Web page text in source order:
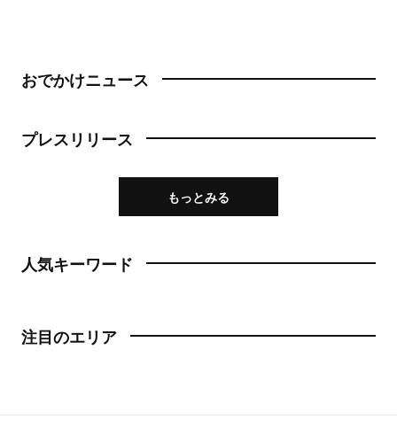
おでかけニュース
プレスリリース
もっとみる
人気キーワード
注目のエリア